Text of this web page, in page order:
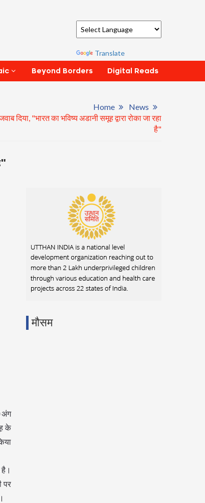
Translate
Beyond Borders Digital Reads
Home
News
दिया, "भारत का भविष्य अडानी समूह द्वारा रोका जा रहा
है"
अंग
के
पर
मौसम